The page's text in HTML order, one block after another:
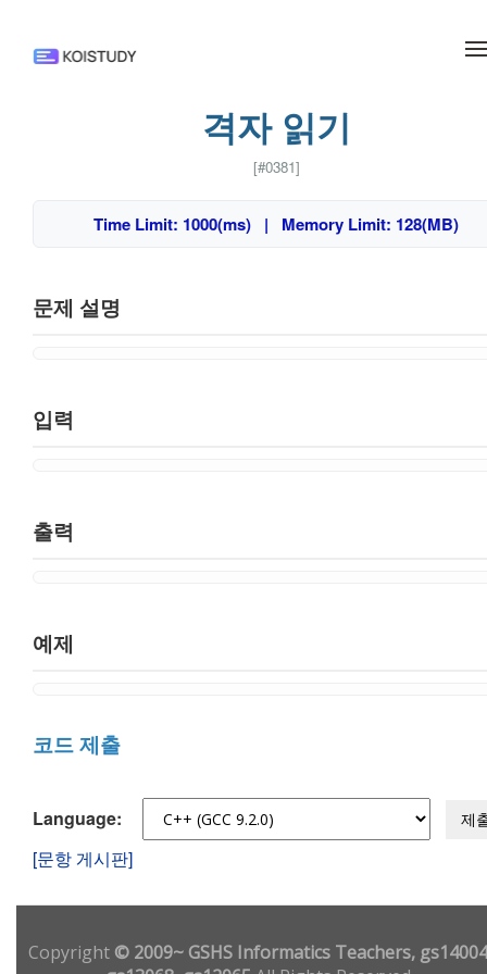
격자 읽기
[#0381]
Time Limit: 1000(ms) | Memory Limit: 128(MB)
문제 설명
입력
출력
예제
코드 제출
Language: 제
[문항 게시판]
Copyright© 2009~ GSHS Informatics Teachers,